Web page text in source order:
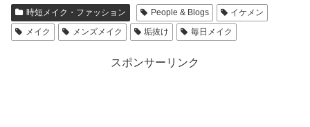
時短メイク・ファッション People & Blogs
イケメン
メイク
メンズメイク 垢抜け 毎日メイク
スポンサーリンク